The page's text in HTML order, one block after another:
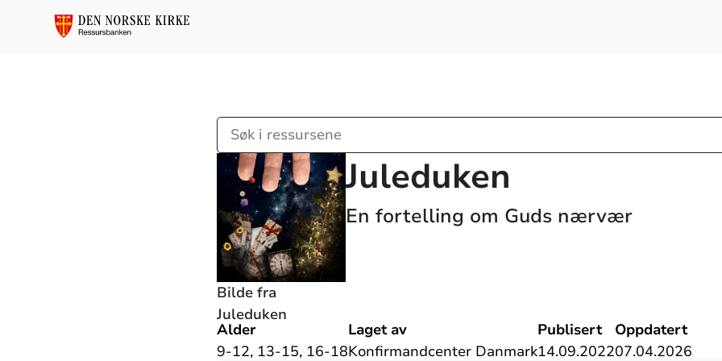
Søk
i
ressursene
Bilde fra
Juleduken
Juleduken
En fortelling om Guds nærvær
Alder
9-12, 13-15, 16-18
Laget av
Konfirmandcenter Danmark
Publisert
14.09.2022
Oppdatert
07.04.2026